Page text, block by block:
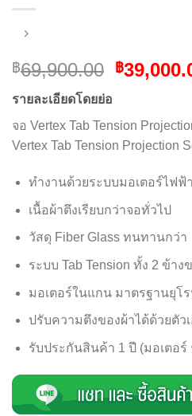
฿69,900.00 Original
฿
฿
รายละเอียดโดยย่อ
จอ Vertex Tab Tension
Vertex Tab Tension Projection
ทำงานด้วยระบบมอเตอร์ไฟฟ้า
เนื้อผ้าตึงเรียบกว่าจอทั่วไป
วัสดุ Fiber Glass ทนทานกว่า
ระบบ Tab Tension ทั้ง 2 ข้าง
มอเตอร์ในแกน มาตรฐานยุโร
ปรับความตึงของผ้าได้ด้วยตัวเ
รับประกันสินค้า 1 ปี (มอเตอร์